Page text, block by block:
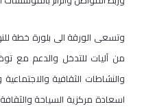
وتسعى الورقة الى بلورة خطة
من آليات للتدخل والدعم مع
والنشاطات الثقافية
اسعادة مركزية السياحة